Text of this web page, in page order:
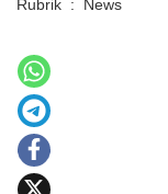
Rubrik : News